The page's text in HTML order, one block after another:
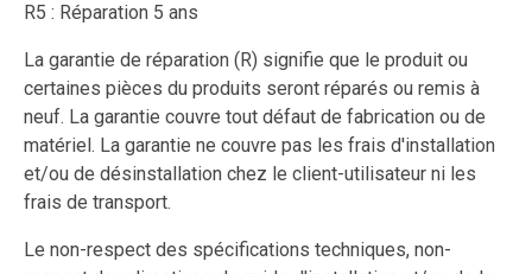
R5 : Réparation 5 ans
La garantie de réparation (R) signifie que le produit ou
certaines pièces du produits seront réparés ou remis à
neuf. La garantie couvre tout défaut de fabrication ou de
matériel. La garantie ne couvre pas les frais d'installation
et/ou de désinstallation chez le client-utilisateur ni les
frais de transport.
Le non-respect des spécifications techniques, non-